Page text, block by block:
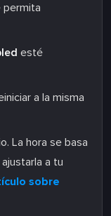
permita
esté
a la misma
La hora se basa
a tu
sobre